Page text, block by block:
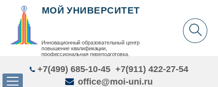
МОЙ УНИВЕРСИТЕТ
Инновационный образовательный центр
повышение квалификации,
профессиональная переподготовка,
+7(499) 685-10-45 +7(911) 422-27-54
office@moi-uni.ru